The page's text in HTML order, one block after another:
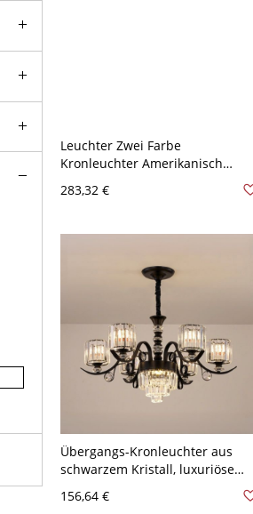
Leuchter Zwei Farbe
Kronleuchter Amerikanisch
Design Pendelleuchte - 110V-
283,32 €
Übergangs-Kronleuchter aus
schwarzem Kristall, luxuriöse
110V-120V 7
156,64 €